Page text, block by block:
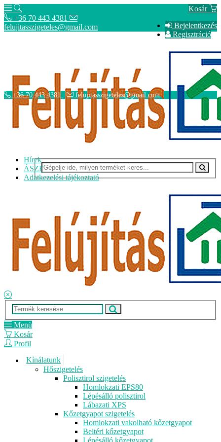
Kosár
Bejelentkezés
Regisztráció
+36 70 443 4381
felujitasszigeteles@gmail.com
Hírek
ÁSZF
Adatkezelési tájékoztató
+36 70 443 4381 felujitasszigeteles@gmail.com
Menü
Kosár
Profil
Kínálatunk
Hőszigetelés
Polisztirol szigetelés
Homlokzati EPS80
Lépésálló polisztirol
Lábazati XPS
Kőzetgyapot szigetelés
Homlokzati vakolható kőzetgyapot
Beltéri kőzetgyapot
Lépésálló kőzetgyapot